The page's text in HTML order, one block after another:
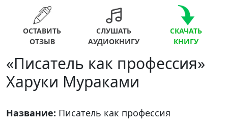
ОСТАВИТЬ
ОТЗЫВ
СЛУШАТЬ
АУДИОКНИГУ
СКАЧАТЬ
КНИГУ
«Писатель как профессия»
Харуки Мураками
Название: Писатель как профессия